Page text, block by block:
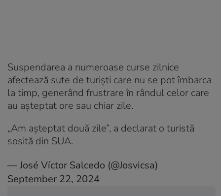
Suspendarea a numeroase curse zilnice
afectează sute de turiști care nu se pot îmbarca
la timp, generând frustrare în rândul celor care
au așteptat ore sau chiar zile.
„Am așteptat două zile”, a declarat o turistă
sosită din SUA.
— José Víctor Salcedo (@Josvicsa)
September 22, 2024